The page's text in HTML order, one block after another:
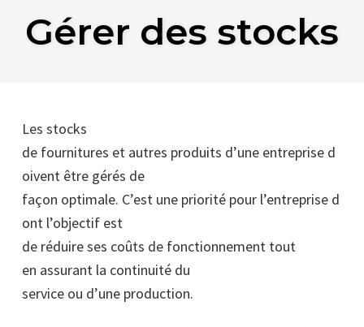
contentGérer des stocks
Les stocks
de fournitures et autres produits d’une entreprise d
oivent être gérés de
façon optimale. C’est une priorité pour l’entreprise d
ont l’objectif est
de réduire ses coûts de fonctionnement tout
en assurant la continuité du
service ou d’une production.